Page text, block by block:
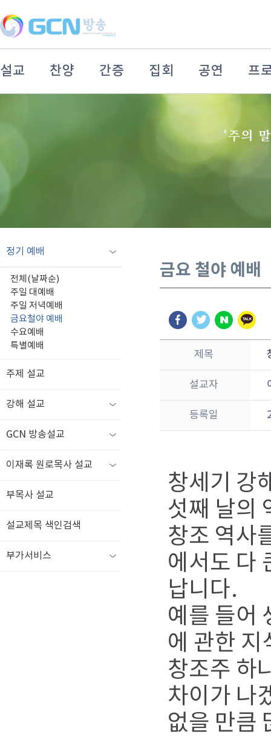
설교 찬양 간증 집회 공연 프
정기 예배
전체(날짜순)
주일 대예배
주일 저녁예배
금요철야 예배
수요예배
특별예배
주제 설교
강해 설교
GCN 방송설교
이재록 원로목사 설교
부목사 설교
설교제목 색인검색
부가서비스
금요 철야 예배
제목
설교자
등록일
창세기 강
섯째 날의
창조 역사
에서도 다
납니다.
예를 들어
에 관한 지
창조주 하
차이가 나
없을 만큼